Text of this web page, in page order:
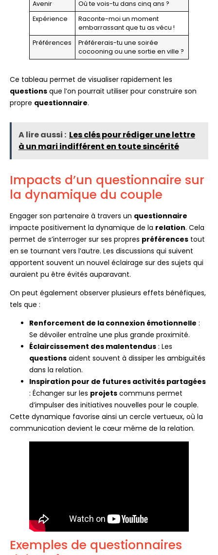
Avenir
Où te vois-tu dans cinq ans ?
Expérience
Raconte-moi un moment
embarrassant que tu as vécu !
Préférences
Préférerais-tu une soirée
cocooning ou une sortie en ville ?
Ce tableau permet de visualiser rapidement les
questions que l’on pourrait utiliser pour construire son
propre questionnaire.
A lire aussi : Les clés pour rédiger une lettre
à un mari indifférent en toute sincérité
Impacts d’un questionnaire sur
la dynamique du couple
Engager son partenaire à travers un questionnaire
impacte positivement la dynamique de la relation. Cela
permet de s’interroger sur ses propres préférences tout
en se tournant vers l’autre. Les discussions qui suivent
apportent souvent un nouvel éclairage sur des sujets qui
auraient pu être évités auparavant.
On peut également observer plusieurs effets bénéfiques,
tels que :
Renforcement de la connexion émotionnelle :
Se dévoiler entraîne une plus grande proximité.
Éclaircissement des malentendus : Les
questions aident souvent à dissiper les ambiguïtés
dans la relation.
Inspiration pour de futures activités partagées
: Échanger sur les projets communs permet
d’impulser des initiatives nouvelles pour le couple.
Cette dynamique favorise ainsi un cercle vertueux, où la
communication devient le cœur même de la relation.
Exemples de questionnaires